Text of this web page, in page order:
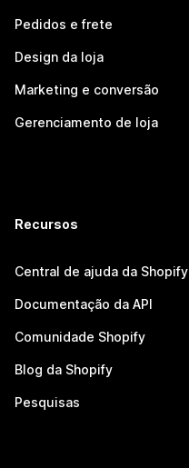
Pedidos e frete
Design da loja
Marketing e conversão
Gerenciamento de loja
Recursos
Central de ajuda da Shopify
Documentação da API
Comunidade Shopify
Blog da Shopify
Pesquisas